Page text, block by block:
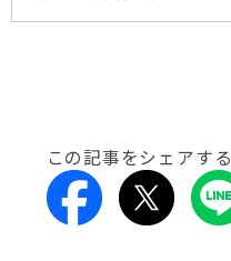
この記事をシェアする